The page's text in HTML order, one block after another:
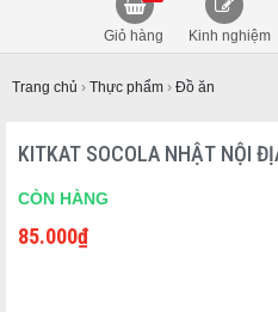
Giỏ hàng Kinh nghiệm
Trang chủ › Thực phẩm › Đồ ăn
KITKAT SOCOLA NHẬT NỘI
CÒN HÀNG
85.000₫